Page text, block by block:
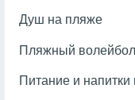
Душ на пляже
Пляжный
Питание и